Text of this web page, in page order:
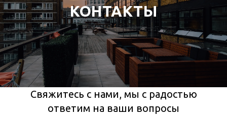
КОНТАКТЫ
Свяжитесь с нами, мы с радостью
ответим на ваши вопросы